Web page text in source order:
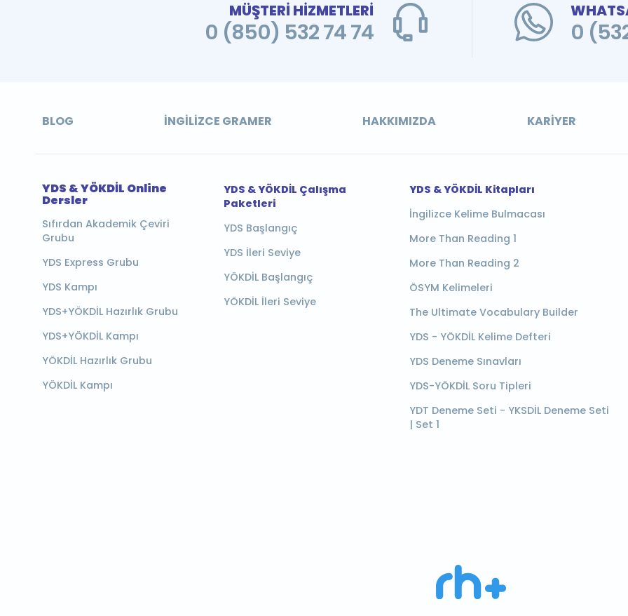
MÜŞTERİ HİZMETLERİ
0 (850) 532 74 74 0
BLOG İNGILIZCE GRAMER HAKKIMIZDA KARIYER
YDS & YÖKDİL Online
Dersler
Sıfırdan Akademik Çeviri
Grubu
YDS Express Grubu
YDS Kampı
YDS+YÖKDİL Hazırlık Grubu
YDS+YÖKDİL Kampı
YÖKDİL Hazırlık Grubu
YÖKDİL Kampı
YDS & YÖKDİL Çalışma
Paketleri
YDS Başlangıç
YDS İleri Seviye
YÖKDİL Başlangıç
YÖKDİL İleri Seviye
YDS & YÖKDİL Kitapları
İngilizce Kelime Bulmacası
More Than Reading 1
More Than Reading 2
ÖSYM Kelimeleri
The Ultimate Vocabulary Builder
YDS - YÖKDİL Kelime Defteri
YDS Deneme Sınavları
YDS-YÖKDİL Soru Tipleri
YDT Deneme Seti - YKSDİL Deneme Seti
| Set 1